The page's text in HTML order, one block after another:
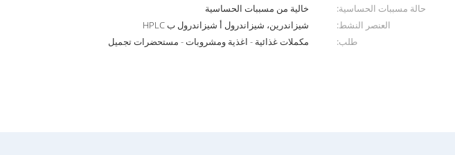
حالة مسببات الحساسية:
خالية من مسببات الحساسية
العنصر النشط:
شيزاندرين، شيزاندرول أ شيزاندرول ب HPLC
طلب:
مكملات غذائية - اغذية ومشروبات - مستحضرات تجميل